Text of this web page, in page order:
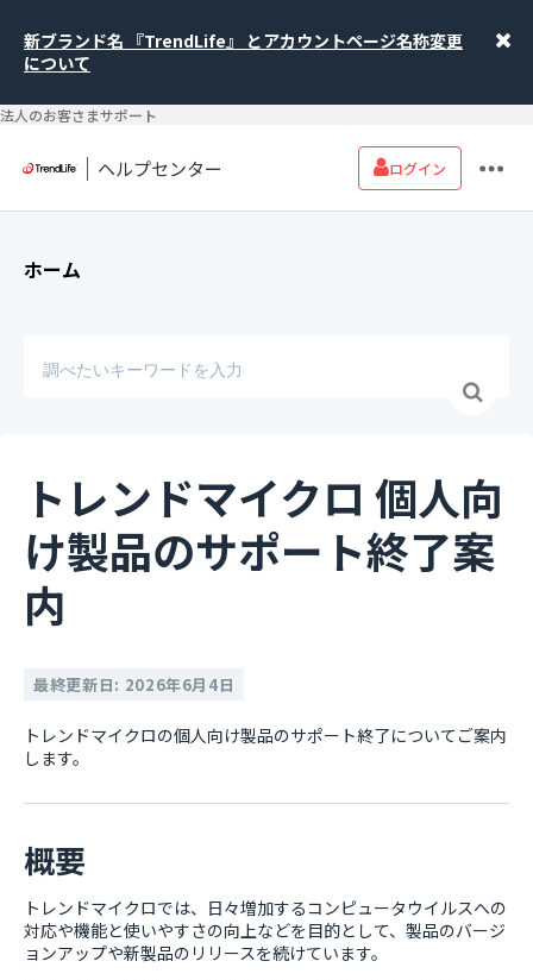
新ブランド名 『TrendLife』 とアカウントページ名称変更
について
法人のお客さまサポート
ヘルプセンター ログイン
ホーム
トレンドマイクロ 個人向
け製品のサポート終了案
内
最終更新日: 2026年6月4日
トレンドマイクロの個人向け製品のサポート終了についてご案内
します。
概要
トレンドマイクロでは、日々増加するコンピュータウイルスへの
対応や機能と使いやすさの向上などを目的として、製品のバージ
ョンアップや新製品のリリースを続けています。